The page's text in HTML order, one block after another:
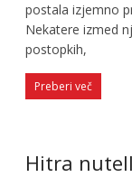
postala izjemno
Nekatere izmed
postopkih,
Preberi več
Hitra